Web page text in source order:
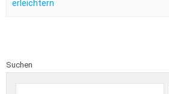
erleichtern
Suchen